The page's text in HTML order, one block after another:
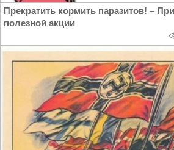
Прекратить кормить паразитов! –
полезной акции